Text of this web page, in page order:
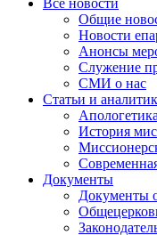
Все новости
Общие
Новости
Анонсы
Служение
СМИ о нас
Статьи и
Апологетика
История
Документы
Документы